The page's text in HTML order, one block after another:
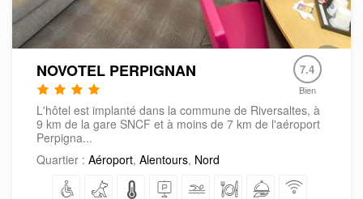
NOVOTEL PERPIGNAN 7.4
Bien
L'hôtel est implanté dans la commune de Riversaltes, à
9 km de la gare SNCF et à moins de 7 km de l'aéroport
Perpigna...
Quartier : Aéroport, Alentours, Nord